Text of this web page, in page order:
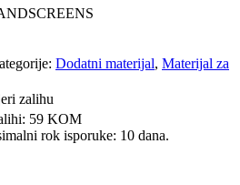
Dodatni materijal, Materijal za
zalihu
59 KOM
rok isporuke: 10 dana.